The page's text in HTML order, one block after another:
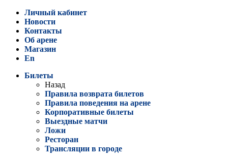
Личный кабинет
Новости
Контакты
Об арене
Магазин
En
Билеты
Назад
Правила возврата билетов
Правила поведения на арене
Корпоративные билеты
Выездные матчи
Ложи
Ресторан
Трансляции в городе